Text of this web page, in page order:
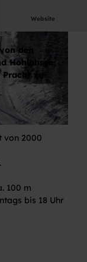
Website
den
Hohlohsee
zu
von 2000
100 m
bis 18 Uhr